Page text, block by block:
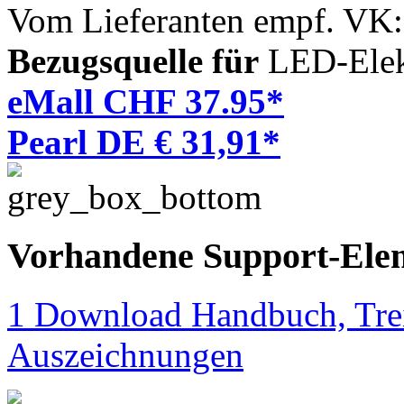
Vom Lieferanten empf.
Bezugsquelle für LED-
eMall CHF 37.95*
Pearl DE € 31,91*
Vorhandene Support-
1 Download Handbuch,
Auszeichnungen